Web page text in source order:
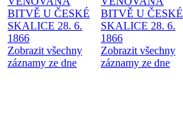
BITVĚ U ČESKÉ
SKALICE 28. 6.
1866
Zobrazit všechny
záznamy ze dne
BITVĚ U ČESKÉ
SKALICE 28. 6.
1866
Zobrazit všechny
záznamy ze dne